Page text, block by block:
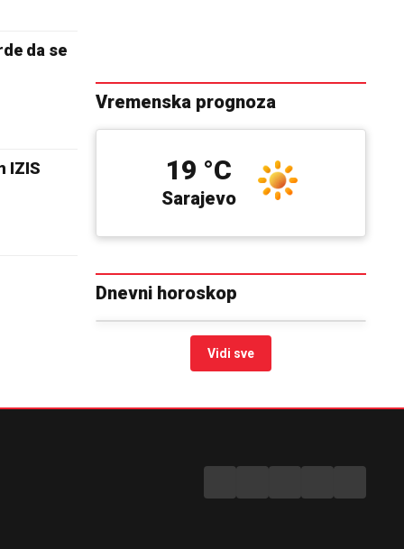
da se
IZIS
Vremenska prognoza
Sarajevo
19 °C
Dnevni horoskop
Vidi sve